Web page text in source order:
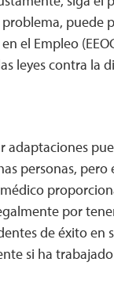
puede
el Empleo
leyes contra la
personas,
por
de éxito en
si ha